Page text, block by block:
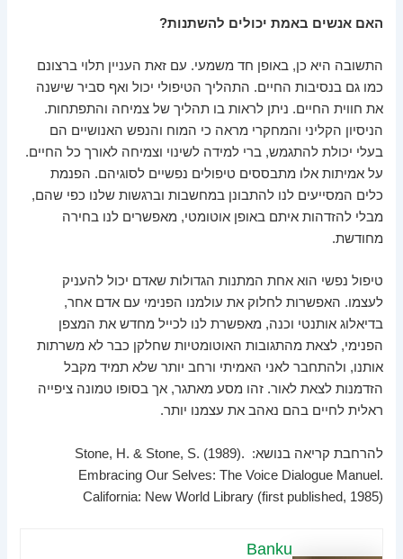
האם אנשים באמת יכולים להשתנות?
התשובה היא כן, באופן חד משמעי. עם זאת העניין תלוי ברצונם
כמו גם בנסיבות החיים. התהליך הטיפולי יכול ואף סביר שישנה
את חווית החיים. ניתן לראות בו תהליך של צמיחה והתפתחות.
הניסיון הקליני והמחקרי מראה כי המוח והנפש האנושיים הם
בעלי יכולת להתגמש, ברי למידה לשינוי וצמיחה לאורך כל החיים.
על אמיתות אלו מתבססים טיפולים נפשיים לסוגיהם. הפנמת
כלים המסייעים לנו להתבונן במחשבות וברגשות שלנו כפי שהם,
מבלי להזדהות איתם באופן אוטומטי, מאפשרים לנו בחירה
מחודשת.
טיפול נפשי הוא אחת המתנות הגדולות שאדם יכול להעניק
לעצמו. האפשרות לחלוק את עולמנו הפנימי עם אדם אחר,
בדיאלוג אותנטי וכנה, מאפשרת לנו לכייל מחדש את המצפן
הפנימי, לצאת מהתגובות האוטומטיות שחלקן כבר לא משרתות
אותנו, ולהתחבר לאני האמיתי ורחב יותר שלא תמיד מקבל
הזדמנות לצאת לאור. זהו מסע מאתגר, אך בסופו טמונה ציפייה
ראלית לחיים בהם נאהב את עצמנו יותר.
להרחבת קריאה בנושא: Stone, H. & Stone, S. (1989).
Embracing Our Selves: The Voice Dialogue Manuel.
California: New World Library (first published, 1985)
Banku